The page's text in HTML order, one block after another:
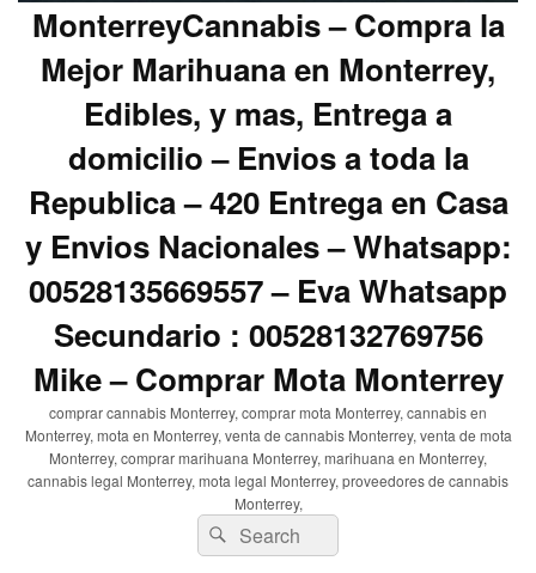
MonterreyCannabis – Compra la
Mejor Marihuana en Monterrey,
Edibles, y mas, Entrega a
domicilio – Envios a toda la
Republica – 420 Entrega en Casa
y Envios Nacionales – Whatsapp:
00528135669557 – Eva Whatsapp
Secundario : 00528132769756
Mike – Comprar Mota Monterrey
comprar cannabis Monterrey, comprar mota Monterrey, cannabis en
Monterrey, mota en Monterrey, venta de cannabis Monterrey, venta de mota
Monterrey, comprar marihuana Monterrey, marihuana en Monterrey,
cannabis legal Monterrey, mota legal Monterrey, proveedores de cannabis
Monterrey,
Search
for:
Search